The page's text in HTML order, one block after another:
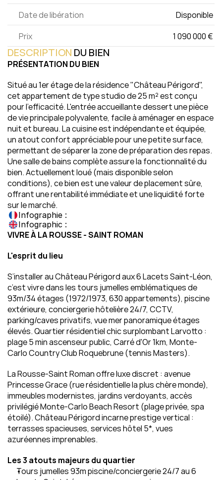
Date de libération
Disponible
Prix
1 090 000 €
DESCRIPTION DU BIEN
PRÉSENTATION DU BIEN
Situé au 1er étage de la résidence "Château Périgord",
cet appartement de type studio de 25 m² est conçu
pour l'efficacité. L'entrée accueillante dessert une pièce
de vie principale polyvalente, facile à aménager en espace
nuit et bureau. La cuisine est indépendante et équipée,
un atout confort appréciable pour une petite surface,
permettant de séparer la zone de préparation des repas.
Une salle de bains complète assure la fonctionnalité du
bien. Actuellement loué (mais disponible selon
conditions), ce bien est une valeur de placement sûre,
offrant une rentabilité immédiate et une liquidité forte
sur le marché.
Infographie :
Infographic :
VIVRE À LA ROUSSE - SAINT ROMAN
L'esprit du lieu
S’installer au Château Périgord aux 6 Lacets Saint-Léon,
c’est vivre dans les tours jumelles emblématiques de
93m/34 étages (1972/1973, 630 appartements), piscine
extérieure, conciergerie hôtelière 24/7, CCTV,
parking/caves privatifs, vue mer panoramique étages
élevés. Quartier résidentiel chic surplombant Larvotto :
plage 5 min ascenseur public, Carré d'Or 1km, Monte-
Carlo Country Club Roquebrune (tennis Masters).
La Rousse-Saint Roman offre luxe discret : avenue
Princesse Grace (rue résidentielle la plus chère monde),
immeubles modernistes, jardins verdoyants, accès
privilégié Monte-Carlo Beach Resort (plage privée, spa
étoilé). Château Périgord incarne prestige vertical :
terrasses spacieuses, services hôtel 5*, vues
azuréennes imprenables.
Les 3 atouts majeurs du quartier
Tours jumelles 93m piscine/conciergerie 24/7 au 6